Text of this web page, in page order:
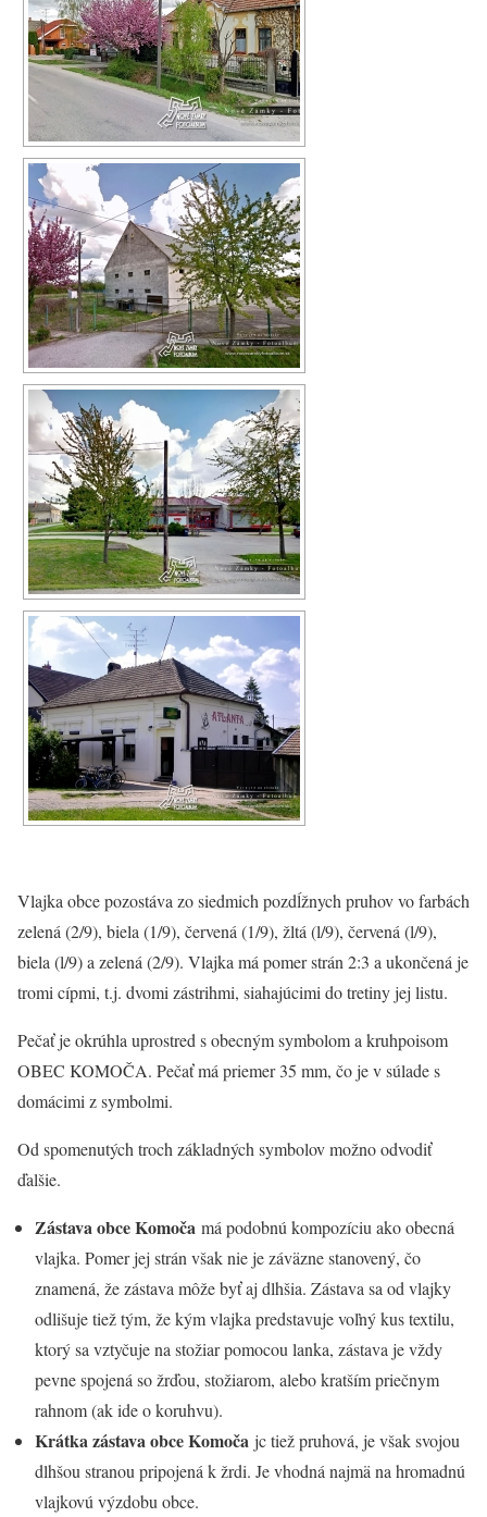
Vlajka obce pozostáva zo siedmich pozdĺžnych pruhov vo farbách
zelená (2/9), biela (1/9), červená (1/9), žltá (l/9), červená (l/9),
biela (l/9) a zelená (2/9). Vlajka má pomer strán 2:3 a ukončená je
tromi cípmi, t.j. dvomi zástrihmi, siahajúcimi do tretiny jej listu.
Pečať je okrúhla uprostred s obecným symbolom a kruhpoisom
OBEC KOMOČA. Pečať má priemer 35 mm, čo je v súlade s
domácimi z symbolmi.
Od spomenutých troch základných symbolov možno odvodiť
ďalšie.
Zástava obce Komoča má podobnú kompozíciu ako obecná
vlajka. Pomer jej strán však nie je záväzne stanovený, čo
znamená, že zástava môže byť aj dlhšia. Zástava sa od vlajky
odlišuje tiež tým, že kým vlajka predstavuje voľný kus textilu,
ktorý sa vztyčuje na stožiar pomocou lanka, zástava je vždy
pevne spojená so žrďou, stožiarom, alebo kratším priečnym
rahnom (ak ide o koruhvu).
Krátka zástava obce Komoča jc tiež pruhová, je však svojou
dlhšou stranou pripojená k žrdi. Je vhodná najmä na hromadnú
vlajkovú výzdobu obce.